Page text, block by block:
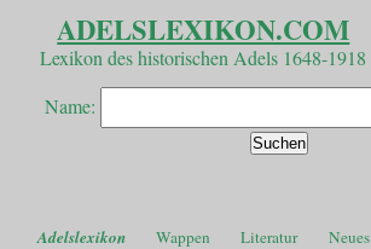
ADELSLEXIKON.COM
Lexikon des historischen Adels 1648-1918
Name:
Adelslexikon Wappen Literatur Neues